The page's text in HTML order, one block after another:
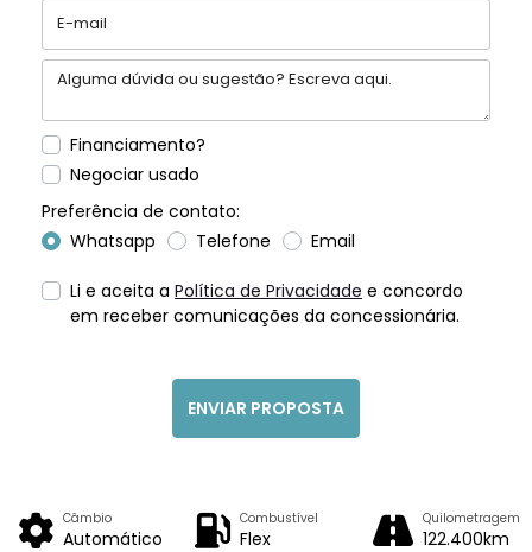
Financiamento?
Negociar usado
Preferência de contato:
Whatsapp
Telefone Email
Li e aceita a Política de Privacidade e concordo
em receber comunicações da concessionária.
ENVIAR PROPOSTA
Câmbio
Automático
Combustível
Flex
Quilometragem
122.400km